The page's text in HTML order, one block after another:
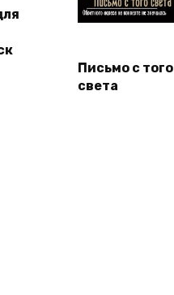
Письмо с того
света